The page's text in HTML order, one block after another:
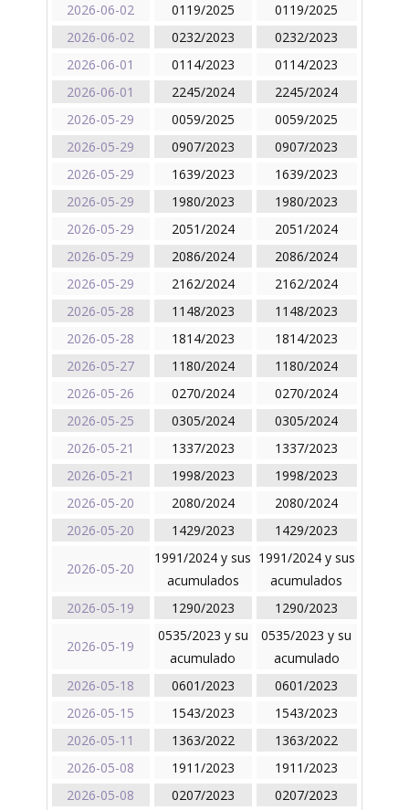
2026-06-02
0119/2025
0119/2025
2026-06-02
0232/2023
0232/2023
2026-06-01
0114/2023
0114/2023
2026-06-01
2245/2024
2245/2024
2026-05-29
0059/2025
0059/2025
2026-05-29
0907/2023
0907/2023
2026-05-29
1639/2023
1639/2023
2026-05-29
1980/2023
1980/2023
2026-05-29
2051/2024
2051/2024
2026-05-29
2086/2024
2086/2024
2026-05-29
2162/2024
2162/2024
2026-05-28
1148/2023
1148/2023
2026-05-28
1814/2023
1814/2023
2026-05-27
1180/2024
1180/2024
2026-05-26
0270/2024
0270/2024
2026-05-25
0305/2024
0305/2024
2026-05-21
1337/2023
1337/2023
2026-05-21
1998/2023
1998/2023
2026-05-20
2080/2024
2080/2024
2026-05-20
1429/2023 1429/2023
2026-05-20
1991/2024 y sus
acumulados
1991/2024 y sus
acumulados
2026-05-19
1290/2023 1290/2023
2026-05-19
0535/2023 y su
acumulado
0535/2023 y su
acumulado
2026-05-18
0601/2023
0601/2023
2026-05-15
1543/2023
1543/2023
2026-05-11
1363/2022
1363/2022
2026-05-08
1911/2023
1911/2023
2026-05-08
0207/2023 0207/2023